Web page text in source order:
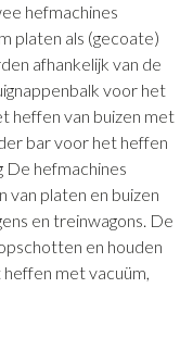
hefmachines
platen als (gecoate)
afhankelijk van de
voor het
heffen van buizen met
bar voor het heffen
De hefmachines
van platen en buizen
en treinwagons. De
en houden
met vacuüm,